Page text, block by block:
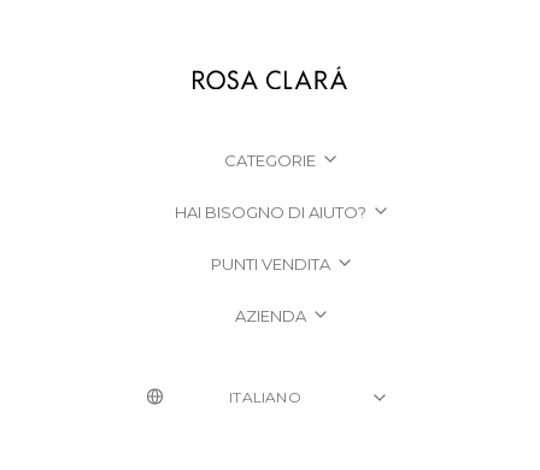
CATEGORIE
HAI BISOGNO DI AIUTO?
PUNTI VENDITA
AZIENDA